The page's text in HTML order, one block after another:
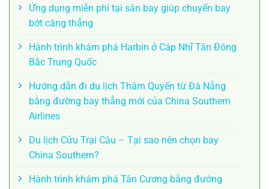
Ứng dụng miễn phí tại sân bay giúp chuyến bay
bớt căng thẳng
Hành trình khám phá Harbin ở Cáp Nhĩ Tân Đông
Bắc Trung Quốc
Hướng dẫn đi du lịch Thâm Quyến từ Đà Nẵng
bằng đường bay thẳng mới của China Southern
Airlines
Du lịch Cửu Trại Câu – Tại sao nên chọn bay
China Southern?
Hành trình khám phá Tân Cương bằng đường